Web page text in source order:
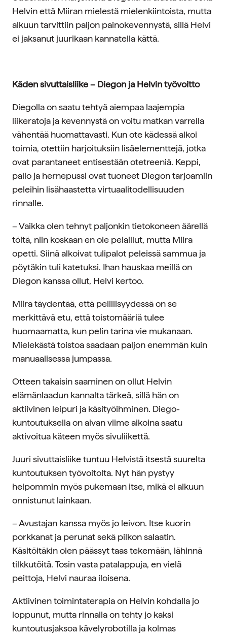
Helvin että Miiran mielestä mielenkiintoista, mutta
alkuun tarvittiin paljon painokevennystä, sillä Helvi
ei jaksanut juurikaan kannatella kättä.
Käden sivuttaisliike – Diegon ja Helvin työvoitto
Diegolla on saatu tehtyä aiempaa laajempia
liikeratoja ja kevennystä on voitu matkan varrella
vähentää huomattavasti. Kun ote kädessä alkoi
toimia, otettiin harjoituksiin lisäelementtejä, jotka
ovat parantaneet entisestään otetreeniä. Keppi,
pallo ja hernepussi ovat tuoneet Diegon tarjoamiin
peleihin lisähaastetta virtuaalitodellisuuden
rinnalle.
– Vaikka olen tehnyt paljonkin tietokoneen äärellä
töitä, niin koskaan en ole pelaillut, mutta Miira
opetti. Siinä alkoivat tulipalot peleissä sammua ja
pöytäkin tuli katetuksi. Ihan hauskaa meillä on
Diegon kanssa ollut, Helvi kertoo.
Miira täydentää, että pelillisyydessä on se
merkittävä etu, että toistomääriä tulee
huomaamatta, kun pelin tarina vie mukanaan.
Mielekästä toistoa saadaan paljon enemmän kuin
manuaalisessa jumpassa.
Otteen takaisin saaminen on ollut Helvin
elämänlaadun kannalta tärkeä, sillä hän on
aktiivinen leipuri ja käsityöihminen. Diego-
kuntoutuksella on aivan viime aikoina saatu
aktivoitua käteen myös sivuliikettä.
Juuri sivuttaisliike tuntuu Helvistä itsestä suurelta
kuntoutuksen työvoitolta. Nyt hän pystyy
helpommin myös pukemaan itse, mikä ei alkuun
onnistunut lainkaan.
– Avustajan kanssa myös jo leivon. Itse kuorin
porkkanat ja perunat sekä pilkon salaatin.
Käsitöitäkin olen päässyt taas tekemään, lähinnä
tilkkutöitä. Tosin vasta patalappuja, en vielä
peittoja, Helvi nauraa iloisena.
Aktiivinen toimintaterapia on Helvin kohdalla jo
loppunut, mutta rinnalla on tehty jo kaksi
kuntoutusjaksoa kävelyrobotilla ja kolmas